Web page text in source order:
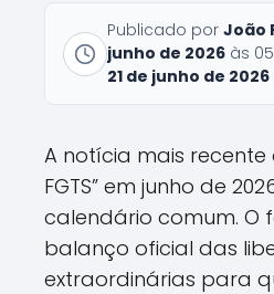
Publicado por João
junho de 2026 às
21 de junho de 2026
A notícia mais recente
FGTS” em junho de
calendário comum. O
balanço oficial das
extraordinárias para